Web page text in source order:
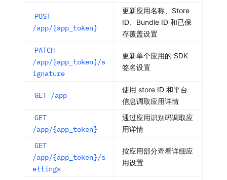
POST
/app/{app_token}
更新应用名称、Store
ID、Bundle ID 和已保
存覆盖设置
PATCH
/app/{app_token}/s
ignature
更新单个应用的 SDK
签名设置
GET /app
使用 store ID 和平台
信息调取应用详情
GET
/app/{app_token}
通过应用识别码调取应
用详情
GET
/app/{app_token}/s
ettings
按应用部分查看详细应
用设置